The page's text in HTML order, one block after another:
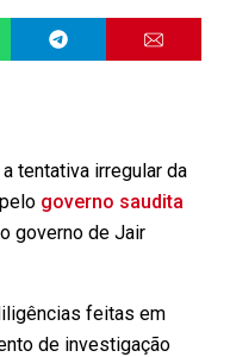
tentativa irregular da
governo saudita
governo de Jair
feitas em
de investigação